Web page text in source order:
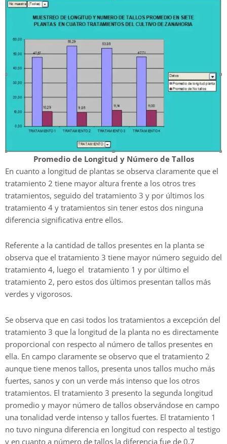
Promedio de Longitud y Número de Tallos
En cuanto a longitud de plantas se observa claramente que el
tratamiento 2 tiene mayor altura frente a los otros tres
tratamientos, seguido del tratamiento 3 y por últimos los
tratamiento 4 y tratamientos sin tener estos dos ninguna
diferencia significativa entre ellos.
Referente a la cantidad de tallos presentes en la planta se
observa que el tratamiento 3 tiene mayor número seguido del
tratamiento 4, luego el tratamiento 1 y por último el
tratamiento 2, pero estos dos últimos presentan tallos más
verdes y vigorosos.
Se observa que en casi todos los tratamientos a excepción del
tratamiento 3 que la longitud de la planta no es directamente
proporcional con respecto al número de tallos presentes en
ella. En campo claramente se observo que el tratamiento 2
aunque tiene menos tallos, presenta unos tallos mucho más
fuertes, sanos y con un verde más intenso que los otros
tratamientos. El tratamiento 3 presento la segunda longitud
promedio y mayor número de tallos observándose en campo
una tonalidad verde intenso y tallos fuertes. El tratamiento 1
no tuvo ninguna diferencia en longitud con respecto al testigo
y en cuanto a número de tallos la diferencia fue de 0.7